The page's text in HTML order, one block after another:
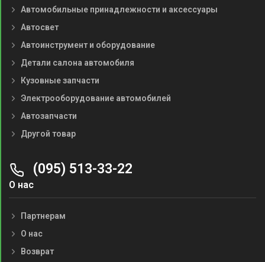
Автомобильные принадлежности и аксессуары
Автосвет
Автоинструмент и оборудование
Детали салона автомобиля
Кузовные запчасти
Электрооборудование автомобилей
Автозапчасти
Другой товар
(095) 513-33-22
О нас
Партнерам
О нас
Возврат